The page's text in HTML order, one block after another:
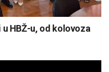
HBŽ-u, od kolovoza